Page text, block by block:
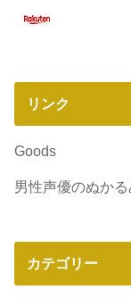
リンク
Goods
男性声優のぬか
カテゴリー